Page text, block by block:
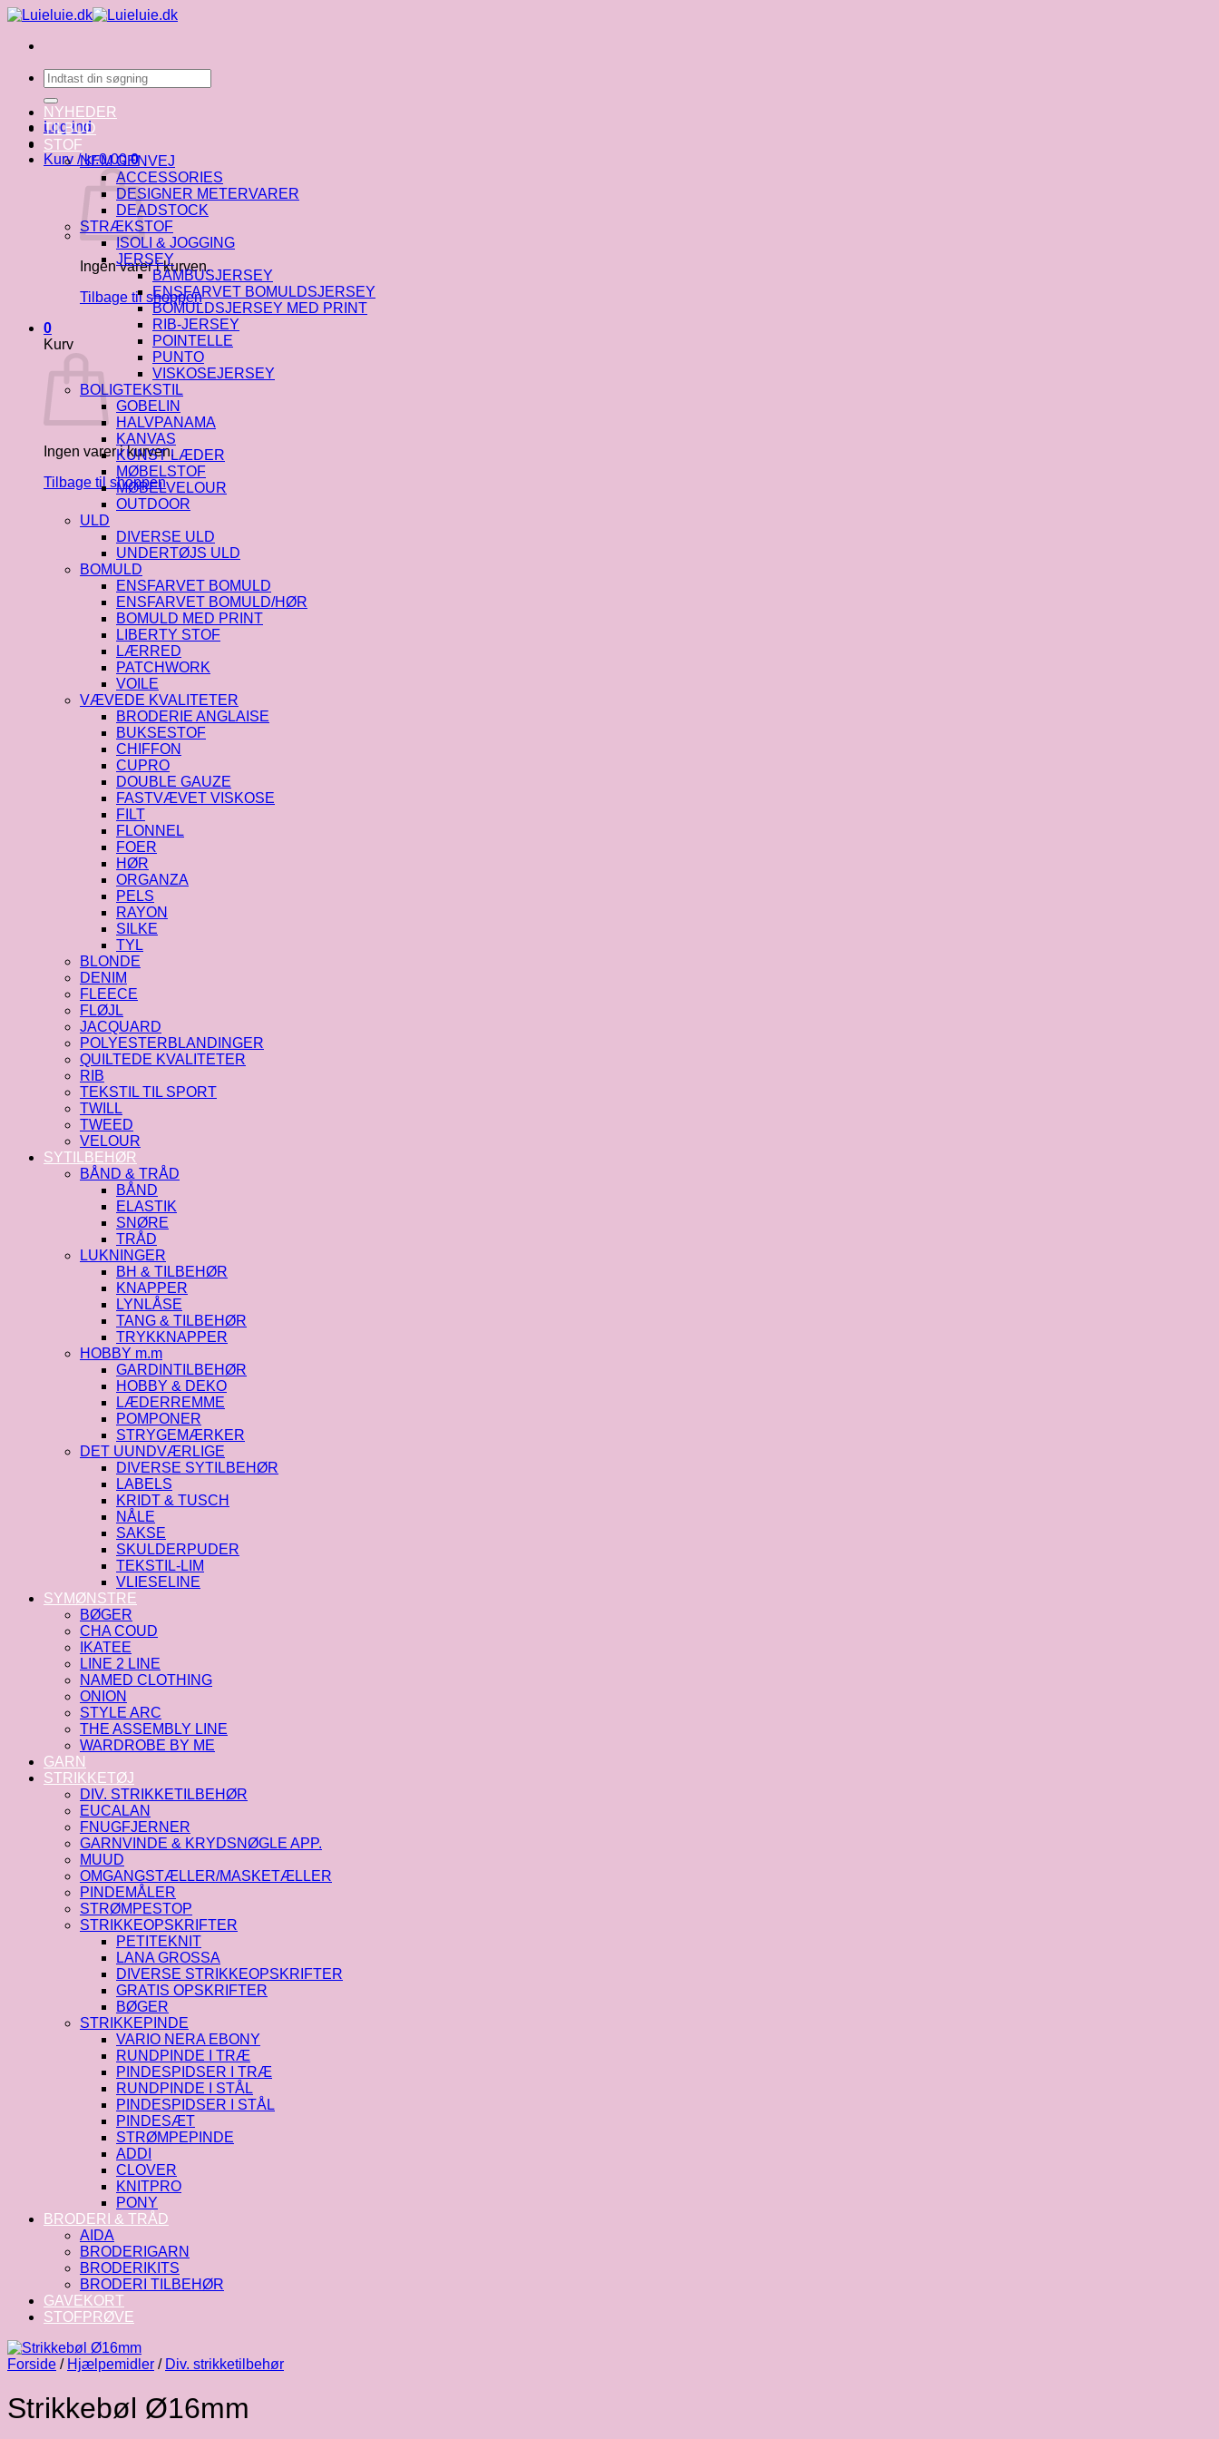
Fortsæt
indhold
Søg
efter:
Log ind
Kurv /kr.0.00 0
Ingen varer i kurven.
Tilbage til shoppen
0
Kurv
Ingen varer i kurven.
Tilbage til shoppen
NYHEDER
TILBUD
STOF
NEM GENVEJ
ACCESSORIES
DESIGNER METERVARER
DEADSTOCK
STRÆKSTOF
ISOLI & JOGGING
JERSEY
BAMBUSJERSEY
ENSFARVET BOMULDSJERSEY
BOMULDSJERSEY MED PRINT
RIB-JERSEY
POINTELLE
PUNTO
VISKOSEJERSEY
BOLIGTEKSTIL
GOBELIN
HALVPANAMA
KANVAS
KUNST LÆDER
MØBELSTOF
MØBELVELOUR
OUTDOOR
ULD
DIVERSE ULD
UNDERTØJS ULD
BOMULD
ENSFARVET BOMULD
ENSFARVET BOMULD/HØR
BOMULD MED PRINT
LIBERTY STOF
LÆRRED
PATCHWORK
VOILE
VÆVEDE KVALITETER
BRODERIE ANGLAISE
BUKSESTOF
CHIFFON
CUPRO
DOUBLE GAUZE
FASTVÆVET VISKOSE
FILT
FLONNEL
FOER
HØR
ORGANZA
PELS
RAYON
SILKE
TYL
BLONDE
DENIM
FLEECE
FLØJL
JACQUARD
POLYESTERBLANDINGER
QUILTEDE KVALITETER
RIB
TEKSTIL TIL SPORT
TWILL
TWEED
VELOUR
SYTILBEHØR
BÅND & TRÅD
BÅND
ELASTIK
SNØRE
TRÅD
LUKNINGER
BH & TILBEHØR
KNAPPER
LYNLÅSE
TANG & TILBEHØR
TRYKKNAPPER
HOBBY m.m
GARDINTILBEHØR
HOBBY & DEKO
LÆDERREMME
POMPONER
STRYGEMÆRKER
DET UUNDVÆRLIGE
DIVERSE SYTILBEHØR
LABELS
KRIDT & TUSCH
NÅLE
SAKSE
SKULDERPUDER
TEKSTIL-LIM
VLIESELINE
SYMØNSTRE
BØGER
CHA COUD
IKATEE
LINE 2 LINE
NAMED CLOTHING
ONION
STYLE ARC
THE ASSEMBLY LINE
WARDROBE BY ME
GARN
STRIKKETØJ
DIV. STRIKKETILBEHØR
EUCALAN
FNUGFJERNER
GARNVINDE & KRYDSNØGLE APP.
MUUD
OMGANGSTÆLLER/MASKETÆLLER
PINDEMÅLER
STRØMPESTOP
STRIKKEOPSKRIFTER
PETITEKNIT
LANA GROSSA
DIVERSE STRIKKEOPSKRIFTER
GRATIS OPSKRIFTER
BØGER
STRIKKEPINDE
VARIO NERA EBONY
RUNDPINDE I TRÆ
PINDESPIDSER I TRÆ
RUNDPINDE I STÅL
PINDESPIDSER I STÅL
PINDESÆT
STRØMPEPINDE
ADDI
CLOVER
KNITPRO
PONY
BRODERI & TRÅD
AIDA
BRODERIGARN
BRODERIKITS
BRODERI TILBEHØR
GAVEKORT
STOFPRØVE
Forside / Hjælpemidler / Div. strikketilbehør
Strikkebøl Ø16mm